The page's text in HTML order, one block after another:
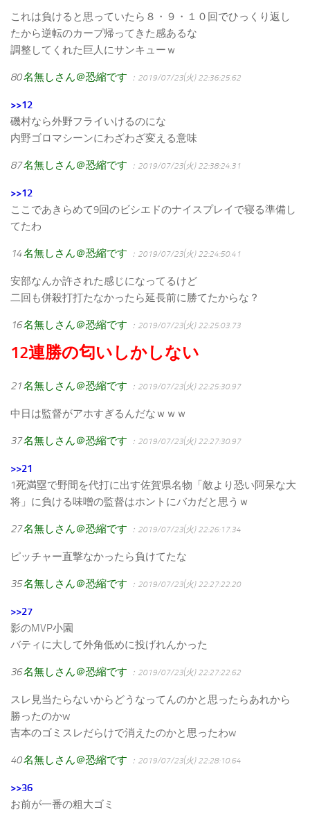
これは負けると思っていたら８・９・１０回でひっくり返し
たから逆転のカープ帰ってきた感あるな
調整してくれた巨人にサンキューｗ
80名無しさん＠恐縮です ：2019/07/23(火) 22:36:25.62
>>12
磯村なら外野フライいけるのにな
内野ゴロマシーンにわざわざ変える意味
87名無しさん＠恐縮です ：2019/07/23(火) 22:38:24.31
>>12
ここであきらめて9回のビシエドのナイスプレイで寝る準備し
てたわ
14名無しさん＠恐縮です ：2019/07/23(火) 22:24:50.41
安部なんか許された感じになってるけど
二回も併殺打打たなかったら延長前に勝てたからな？
16名無しさん＠恐縮です ：2019/07/23(火) 22:25:03.73
12連勝の匂いしかしない
21名無しさん＠恐縮です ：2019/07/23(火) 22:25:30.97
中日は監督がアホすぎるんだなｗｗｗ
37名無しさん＠恐縮です ：2019/07/23(火) 22:27:30.97
>>21
1死満塁で野間を代打に出す佐賀県名物「敵より恐い阿呆な大
将」に負ける味噌の監督はホントにバカだと思うｗ
27名無しさん＠恐縮です ：2019/07/23(火) 22:26:17.34
ピッチャー直撃なかったら負けてたな
35名無しさん＠恐縮です ：2019/07/23(火) 22:27:22.20
>>27
影のMVP小園
バティに大して外角低めに投げれんかった
36名無しさん＠恐縮です ：2019/07/23(火) 22:27:22.62
スレ見当たらないからどうなってんのかと思ったらあれから
勝ったのかw
吉本のゴミスレだらけで消えたのかと思ったわw
40名無しさん＠恐縮です ：2019/07/23(火) 22:28:10.64
>>36
お前が一番の粗大ゴミ